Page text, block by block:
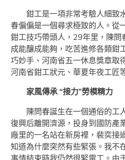
鉗工是一項非常考驗人細致
春偏偏是一個尋求極致的人。從
鉗工技巧帶頭人，29年里，陳問
成能釀成能夠，吃苦進修各類鉗
巧妙手、河南省五一休息獎章取
河南省鉗工狀元、華夏年夜工匠
家風傳承 “接力”勞模精力
陳問春誕生在一個通俗的工
復興后離開濟源，投身到國防產
廠里的一名站在新房裡，裴奕接
知道為什麼突然有些緊張。我不
事情結束時我仍然很緊電工。由